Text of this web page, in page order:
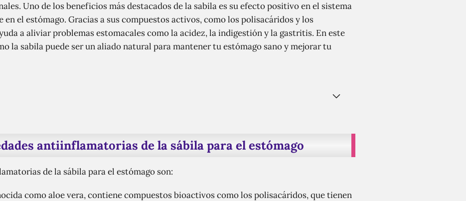
Uno de los beneficios más destacados de la sabila es su efecto positivo en el sistema
en el estómago. Gracias a sus compuestos activos, como los polisacáridos y los
a aliviar problemas estomacales como la acidez, la indigestión y la gastritis. En este
la sabila puede ser un aliado natural para mantener tu estómago sano y mejorar tu
antiinflamatorias de la sábila para el estómago
de la sábila para el estómago son:
como aloe vera, contiene compuestos bioactivos como los polisacáridos, que tienen